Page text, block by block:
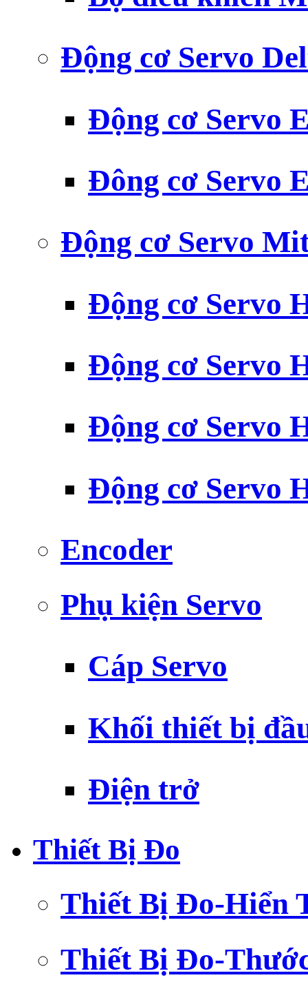
Động cơ Servo
Động cơ Servo
Đông cơ Servo
Động cơ Servo
Động cơ Servo
Động cơ Servo
Động cơ Servo
Động cơ Servo
Encoder
Phụ kiện Servo
Cáp Servo
Khối thiết bị
Điện trở
Thiết Bị Đo
Thiết Bị Đo-Hiển
Thiết Bị Đo-